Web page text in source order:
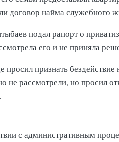
договор найма служебного
подал рапорт о
его и не приняла
просил признать
не рассмотрели, но просил
с административным